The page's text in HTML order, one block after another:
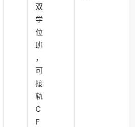
双
学
位
班
，
可
接
轨
C
F